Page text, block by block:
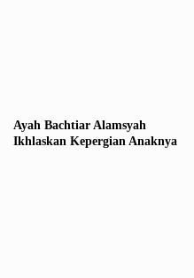
Ayah Bachtiar Alamsyah
Ikhlaskan Kepergian Anaknya